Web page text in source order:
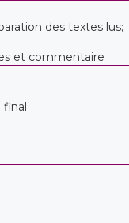
des textes lus;
et commentaire
final